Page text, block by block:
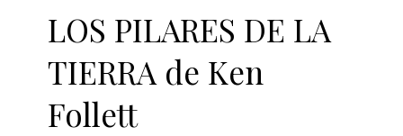
LOS PILARES DE LA
TIERRA de Ken
Follett